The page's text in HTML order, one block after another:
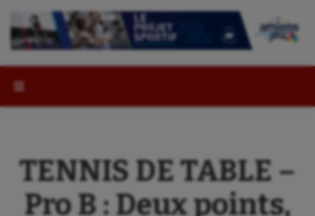
TENNIS DE TABLE –
Pro B : Deux points,